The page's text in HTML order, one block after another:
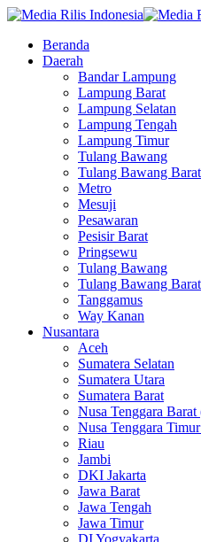
Beranda
Daerah
Bandar Lampung
Lampung Barat
Lampung Selatan
Lampung Tengah
Lampung Timur
Tulang Bawang
Tulang Bawang Barat
Metro
Mesuji
Pesawaran
Pesisir Barat
Pringsewu
Tulang Bawang
Tulang Bawang Barat
Tanggamus
Way Kanan
Nusantara
Aceh
Sumatera Selatan
Sumatera Utara
Sumatera Barat
Nusa Tenggara
Nusa Tenggara
Riau
Jambi
DKI Jakarta
Jawa Barat
Jawa Tengah
Jawa Timur
DI Yogyakarta